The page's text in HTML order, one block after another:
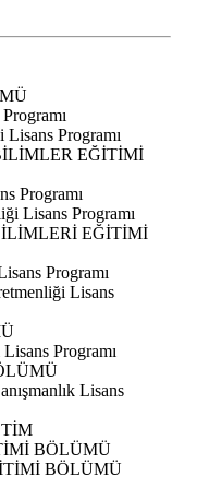
Programı
EĞİTİMİ
Programı
Lisans Programı
EĞİTİMİ
Programı
Lisans
Programı
Lisans
BÖLÜMÜ
BÖLÜMÜ